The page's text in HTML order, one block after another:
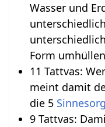
Wasser und
Form
11 Tattvas:
meint damit
die 5
9 Tattvas: